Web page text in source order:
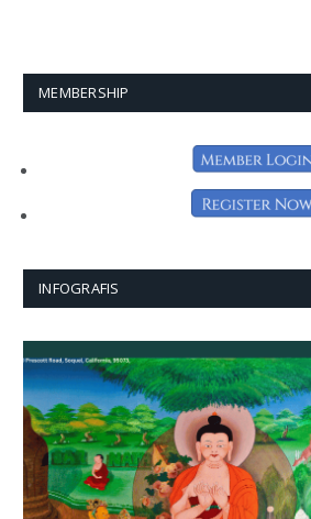
MEMBERSHIP
INFOGRAFIS